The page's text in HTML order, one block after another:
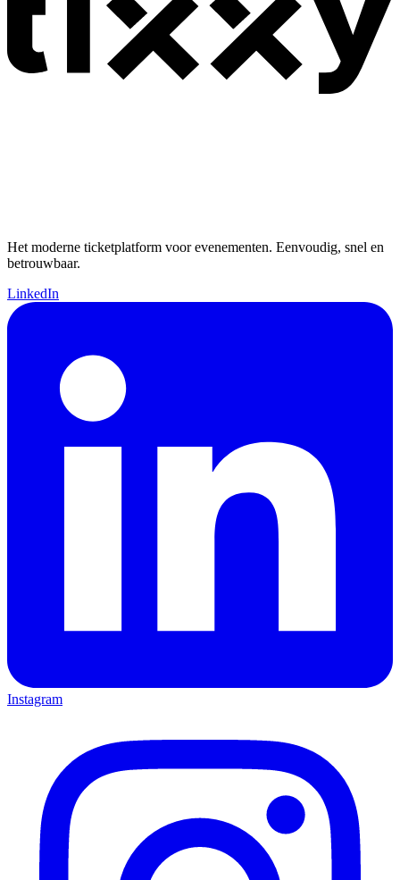
Het moderne ticketplatform voor evenementen. Eenvoudig, snel en
betrouwbaar.
LinkedIn
Instagram